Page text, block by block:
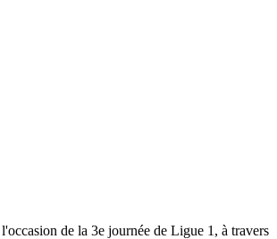
de la 3e journée de Ligue 1, à travers